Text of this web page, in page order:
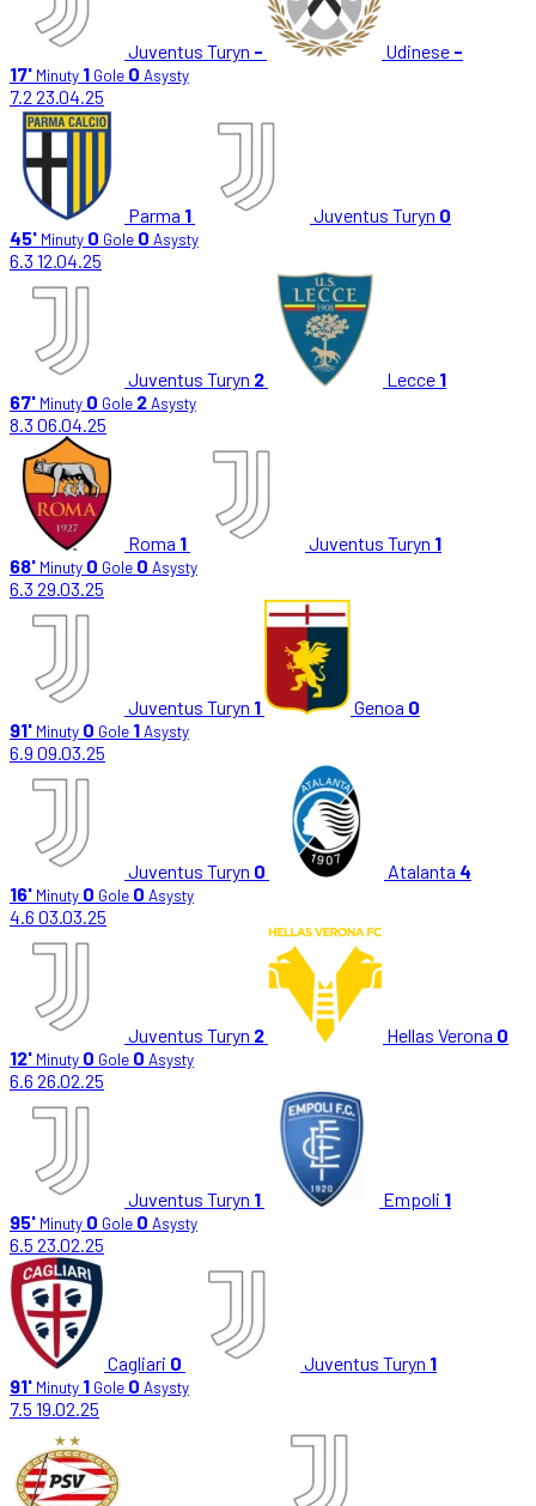
Juventus Turyn - Udinese -
17' Minuty 1 Gole 0 Asysty
7.2 23.04.25
Parma 1 Juventus Turyn 0
45' Minuty 0 Gole 0 Asysty
6.3 12.04.25
Juventus Turyn 2 Lecce 1
67' Minuty 0 Gole 2Asysty
8.3 06.04.25
Roma 1 Juventus Turyn 1
68' Minuty 0 Gole 0 Asysty
6.3 29.03.25
Juventus Turyn 1 Genoa 0
91' Minuty 0 Gole 1Asysty
6.9 09.03.25
Juventus Turyn 0 Atalanta 4
16' Minuty 0 Gole 0 Asysty
4.6 03.03.25
Juventus Turyn 2 Hellas Verona 0
12' Minuty 0 Gole 0 Asysty
6.6 26.02.25
Juventus Turyn 1 Empoli 1
95' Minuty 0 Gole 0 Asysty
6.5 23.02.25
Cagliari 0 Juventus Turyn 1
91' Minuty 1 Gole 0 Asysty
7.5 19.02.25